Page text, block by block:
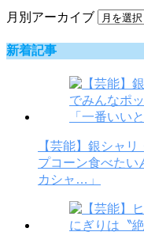
月別アーカイブ
新着記事
【芸能】銀シャ
プコーン食べたい
カシャ…」